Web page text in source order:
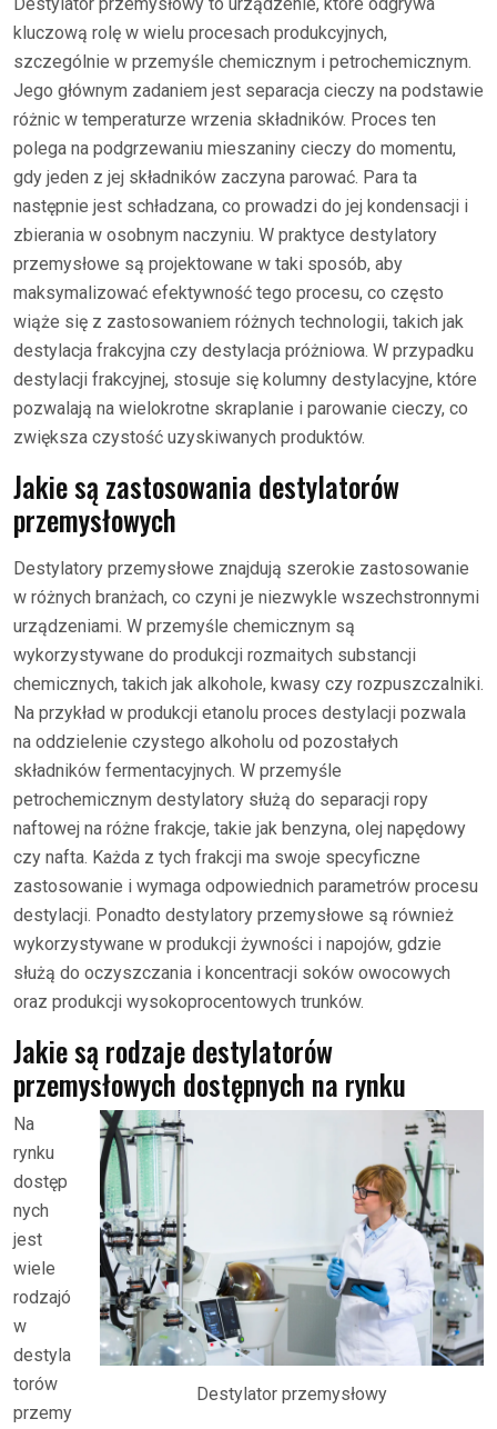
kluczową rolę w wielu procesach produkcyjnych,
szczególnie w przemyśle chemicznym i petrochemicznym.
Jego głównym zadaniem jest separacja cieczy na podstawie
różnic w temperaturze wrzenia składników. Proces ten
polega na podgrzewaniu mieszaniny cieczy do momentu,
gdy jeden z jej składników zaczyna parować. Para ta
następnie jest schładzana, co prowadzi do jej kondensacji i
zbierania w osobnym naczyniu. W praktyce destylatory
przemysłowe są projektowane w taki sposób, aby
maksymalizować efektywność tego procesu, co często
wiąże się z zastosowaniem różnych technologii, takich jak
destylacja frakcyjna czy destylacja próżniowa. W przypadku
destylacji frakcyjnej, stosuje się kolumny destylacyjne, które
pozwalają na wielokrotne skraplanie i parowanie cieczy, co
zwiększa czystość uzyskiwanych produktów.
Jakie są zastosowania destylatorów
przemysłowych
Destylatory przemysłowe znajdują szerokie zastosowanie
w różnych branżach, co czyni je niezwykle wszechstronnymi
urządzeniami. W przemyśle chemicznym są
wykorzystywane do produkcji rozmaitych substancji
chemicznych, takich jak alkohole, kwasy czy rozpuszczalniki.
Na przykład w produkcji etanolu proces destylacji pozwala
na oddzielenie czystego alkoholu od pozostałych
składników fermentacyjnych. W przemyśle
petrochemicznym destylatory służą do separacji ropy
naftowej na różne frakcje, takie jak benzyna, olej napędowy
czy nafta. Każda z tych frakcji ma swoje specyficzne
zastosowanie i wymaga odpowiednich parametrów procesu
destylacji. Ponadto destylatory przemysłowe są również
wykorzystywane w produkcji żywności i napojów, gdzie
służą do oczyszczania i koncentracji soków owocowych
oraz produkcji wysokoprocentowych trunków.
Jakie są rodzaje destylatorów
przemysłowych dostępnych na rynku
Destylator przemysłowy
Na
rynku
dostęp
nych
jest
wiele
rodzajó
w
destyla
torów
przemy